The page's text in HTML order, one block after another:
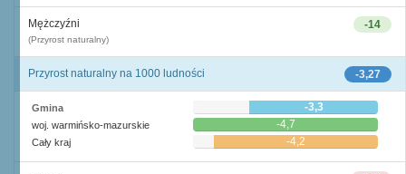
-14
Mężczyźni
(Przyrost naturalny)
-3,27
Przyrost naturalny na 1000 ludności
Gmina -3,3
woj. warmińsko-mazurskie -4,7
Cały kraj -4,2